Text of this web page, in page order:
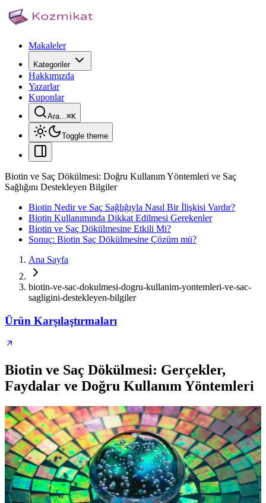
Makaleler
Kategoriler
Hakkımızda
Yazarlar
Kuponlar
Ara...⌘K
Toggle theme
Biotin ve Saç Dökülmesi: Doğru Kullanım Yöntemleri ve Saç
Sağlığını Destekleyen Bilgiler
Biotin Nedir ve Saç Sağlığıyla Nasıl Bir İlişkisi Vardır?
Biotin Kullanımında Dikkat Edilmesi Gerekenler
Biotin ve Saç Dökülmesine Etkili Mi?
Sonuç: Biotin Saç Dökülmesine Çözüm mü?
Ana Sayfa
biotin-ve-sac-dokulmesi-dogru-kullanim-yontemleri-ve-sac-
sagligini-destekleyen-bilgiler
Ürün Karşılaştırmaları
Biotin ve Saç Dökülmesi: Gerçekler,
Faydalar ve Doğru Kullanım Yöntemleri